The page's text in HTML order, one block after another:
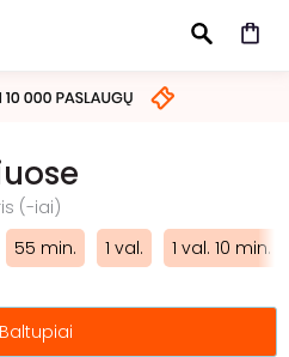
IEŠKOTI
(-iai)
55 min. 1 val. 1 val. 10 min.
Baltupiai